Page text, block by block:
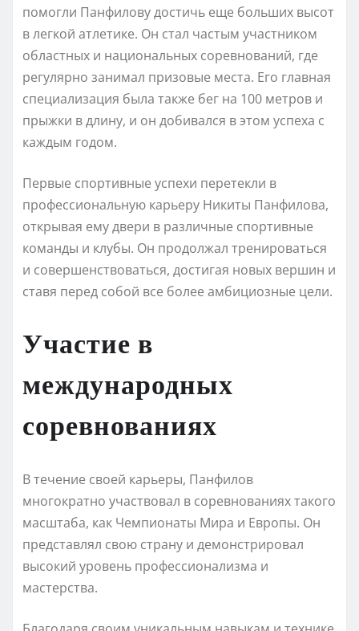
помогли Панфилову достичь еще больших высот
в легкой атлетике. Он стал частым участником
областных и национальных соревнований, где
регулярно занимал призовые места. Его главная
специализация была также бег на 100 метров и
прыжки в длину, и он добивался в этом успеха с
каждым годом.
Первые спортивные успехи перетекли в
профессиональную карьеру Никиты Панфилова,
открывая ему двери в различные спортивные
команды и клубы. Он продолжал тренироваться
и совершенствоваться, достигая новых вершин и
ставя перед собой все более амбициозные цели.
Участие в
международных
соревнованиях
В течение своей карьеры, Панфилов
многократно участвовал в соревнованиях такого
масштаба, как Чемпионаты Мира и Европы. Он
представлял свою страну и демонстрировал
высокий уровень профессионализма и
мастерства.